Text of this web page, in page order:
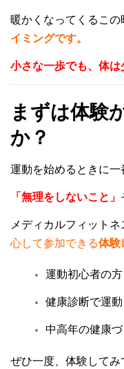
暖かくなってくるこの
イミングです。
小さな一歩でも、 体は
まずは体験
か？
運動を始めるときに一
「無理をしないこと」
メディカルフィットネ
心して参加できる体験
運動初心者の方
健康診断で運
中高年の健康
ぜひ一度、体験してみ